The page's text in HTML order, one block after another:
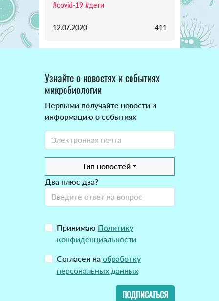
#covid-19 #дети
12.07.2020 411
Узнайте о новостях и событиях
микробиологии
Первыми получайте новости и
информацию о событиях
Тип новостей
Два плюс два?
Принимаю Политику
конфиденциальности
Согласен на обработку
персональных данных
ПОДПИСАТЬСЯ